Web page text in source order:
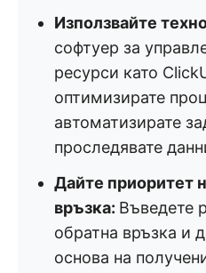
Използвайте
софтуер за
ресурси като
оптимизирате
автоматизирате
проследявате
Дайте приоритет
връзка: Въведете
обратна връзка и
основа на